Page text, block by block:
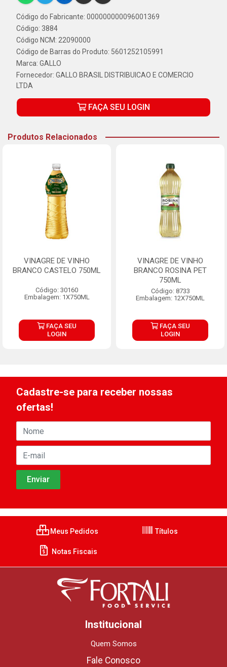
Código do Fabricante: 000000000096001369
Código: 3884
Código NCM: 22090000
Código de Barras do Produto: 5601252105991
Marca: GALLO
Fornecedor: GALLO BRASIL DISTRIBUICAO E COMERCIO
LTDA
FAÇA SEU LOGIN
Produtos Relacionados
VINAGRE DE VINHO
BRANCO CASTELO 750ML
Código: 30160
Embalagem: 1X750ML
FAÇA SEU
LOGIN
VINAGRE DE VINHO
BRANCO ROSINA PET
750ML
Código: 8733
Embalagem: 12X750ML
FAÇA SEU
LOGIN
Cadastre-se para receber nossas
ofertas!
Meus Pedidos Títulos
Notas Fiscais
Institucional
Quem Somos
Fale Conosco